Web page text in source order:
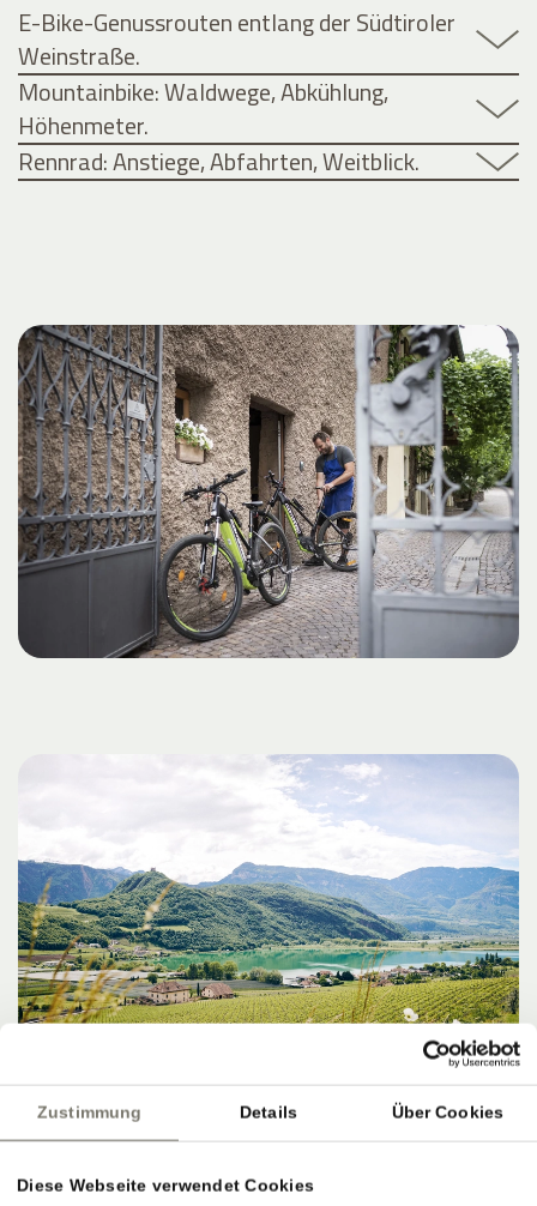
Zustimmung Details Über Cookies
Diese Webseite verwendet Cookies
E-Bike-Genussrouten entlang der Südtiroler
Weinstraße.
Mountainbike: Waldwege, Abkühlung,
Höhenmeter.
Rennrad: Anstiege, Abfahrten, Weitblick.